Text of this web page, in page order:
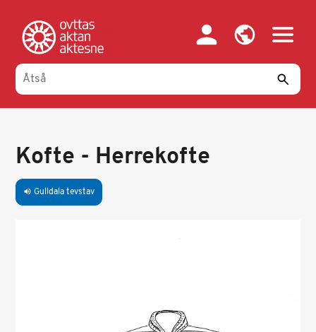
oajvve-
sisadnuj
Kofte - Herrekofte
volume_up Gulldala tevstav